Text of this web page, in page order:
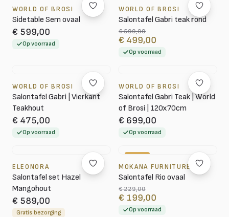
WORLD OF BROSI
Sidetable Sem ovaal
€ 599,00
Op voorraad
WORLD OF BROSI
Salontafel Gabri teak rond
€ 599,00
€ 499,00
Op voorraad
WORLD OF BROSI
Salontafel Gabri | Vierkant
Teakhout
€ 475,00
Op voorraad
WORLD OF BROSI
Salontafel Gabri Teak | World
of Brosi | 120x70cm
€ 699,00
Op voorraad
ELEONORA
Salontafel set Hazel
Mangohout
€ 589,00
Gratis bezorging
MOKANA FURNITURE
Salontafel Rio ovaal
€ 229,00
€ 199,00
Op voorraad